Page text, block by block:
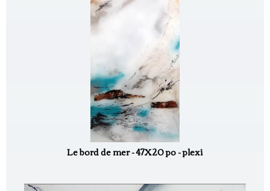
Le bord de mer - 47X20 po - plexi